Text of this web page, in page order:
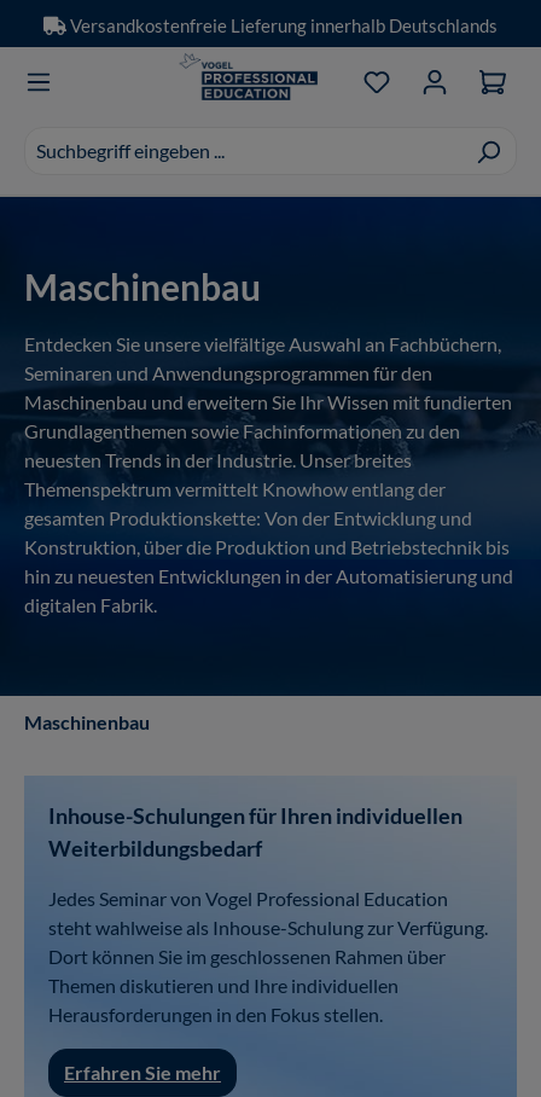
Zum Hauptinhalt springen
Versandkostenfreie Lieferung innerhalb Deutschlands
erscheinen
während
Du hast 0
Maschinenbau
Entdecken Sie unsere vielfältige Auswahl an Fachbüchern,
Seminaren und Anwendungsprogrammen für den
Maschinenbau und erweitern Sie Ihr Wissen mit fundierten
Grundlagenthemen sowie Fachinformationen zu den
neuesten Trends in der Industrie. Unser breites
Themenspektrum vermittelt Knowhow entlang der
gesamten Produktionskette: Von der Entwicklung und
Konstruktion, über die Produktion und Betriebstechnik bis
hin zu neuesten Entwicklungen in der Automatisierung und
digitalen Fabrik.
Maschinenbau
Inhouse-Schulungen für Ihren individuellen
Weiterbildungsbedarf
Jedes Seminar von Vogel Professional Education
steht wahlweise als Inhouse-Schulung zur Verfügung.
Dort können Sie im geschlossenen Rahmen über
Themen diskutieren und Ihre individuellen
Herausforderungen in den Fokus stellen.
Erfahren Sie mehr